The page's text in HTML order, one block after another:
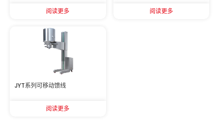
阅读更多 阅读更多
JYT系列可移动馈线
阅读更多